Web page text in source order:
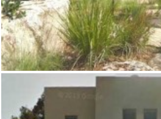
ליד הים- לא אקטואלי
למכירה במושבים